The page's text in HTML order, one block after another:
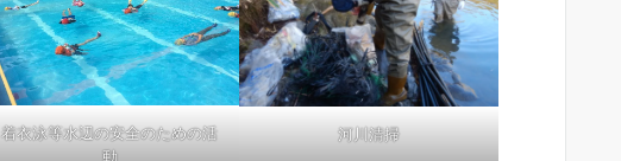
着衣泳等水辺の安全のための活
動
河川清掃